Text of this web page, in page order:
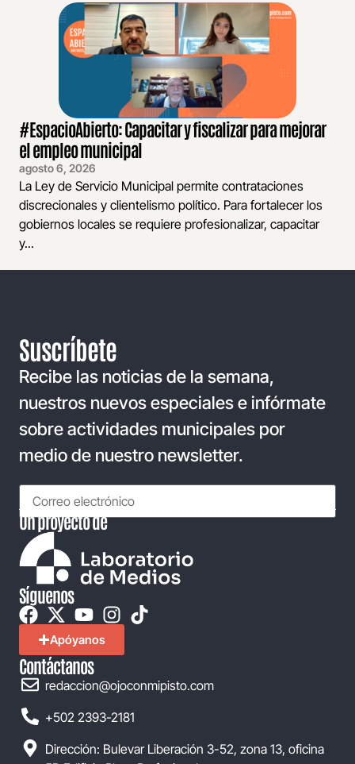
#EspacioAbierto: Capacitar y fiscalizar para mejorar
el empleo municipal
agosto 6, 2026
La Ley de Servicio Municipal permite contrataciones
discrecionales y clientelismo político. Para fortalecer los
gobiernos locales se requiere profesionalizar, capacitar
y...
Suscríbete
Recibe las noticias de la semana,
nuestros nuevos especiales e infórmate
sobre actividades municipales por
medio de nuestro newsletter.
Un proyecto de
Síguenos
Apóyanos
Contáctanos
redaccion@ojoconmipisto.com
+502 2393-2181
Dirección: Bulevar Liberación 3-52, zona 13, oficina